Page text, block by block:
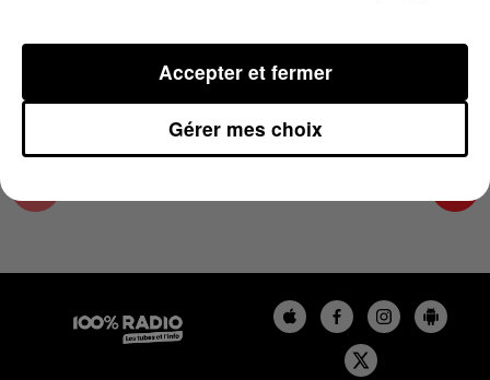
Podcasts infos du Tarn et Garonne
Gérer mes choix
Accepter et fermer